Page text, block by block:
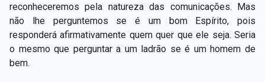
reconheceremos pela natureza das comunicações. Mas
não lhe perguntemos se é um bom Espírito, pois
responderá afirmativamente quem quer que ele seja. Seria
o mesmo que perguntar a um ladrão se é um homem de
bem.